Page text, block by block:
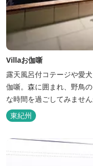
Villaお伽噺
露天風呂付コテージや愛
伽噺。森に囲まれ、野鳥
な時間を過ごしてみません
東紀州